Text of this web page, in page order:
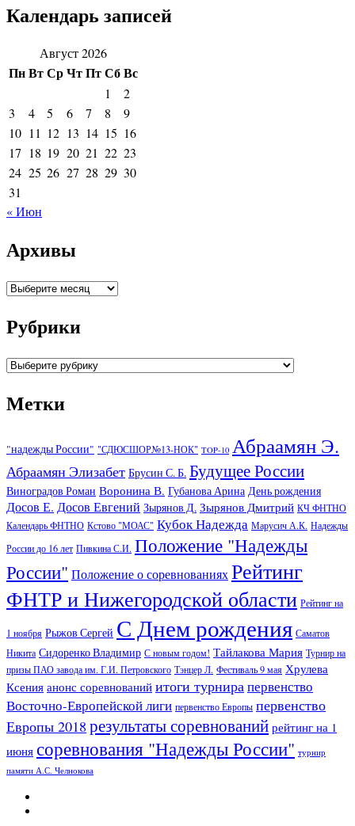
Календарь записей
Август 2026
ПнВтСрЧтПтСбВс
1
2
3
4 5 6 7 8
9
10 11 12 13 14 15 16
17 18 19 20 21 22 23
24 25 26 27 28 29 30
31
« Июн
Архивы
Архивы
Рубрики
Рубрики
Метки
"надежды России" "СДЮСШОР№13-НОК" TOP-10 Абраамян Э.
Абраамян Элизабет Брусин С. Б. Будущее России
Виноградов Роман Воронина В. Губанова Арина День рождения
Досов Е. Досов Евгений Зырянов Д. Зырянов Дмитрий КЧ ФНТНО
Календарь ФНТНО Кстово "МОАС" Кубок Надежда Марусич А.К. Надежды
России до 16 лет Пивкина С.И. Положение "Надежды
России" Положение о соревнованияхРейтинг
ФНТР и Нижегородской области Рейтинг на
1 ноября Рыжов Сергей С Днем рождения Саматов
Никита Сидоренко Владимир С новым годом! Тайлакова Мария Турнир на
призы ПАО завода им. Г.И. Петровского Тэнцер Л. Фестиваль 9 мая Хрулева
Ксения анонс соревнований итоги турнира первенство
Восточно-Европейской лиги первенство Европы первенство
Европы 2018 результаты соревнований рейтинг на 1
июня соревнования "Надежды России" турнир
памяти А.С. Челнокова